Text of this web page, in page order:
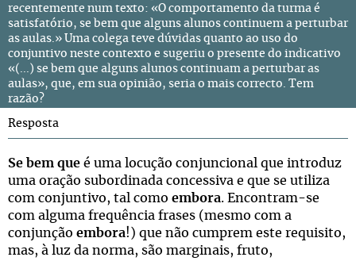
recentemente num texto: «O comportamento da turma é
satisfatório, se bem que alguns alunos continuem a perturbar
as aulas.» Uma colega teve dúvidas quanto ao uso do
conjuntivo neste contexto e sugeriu o presente do indicativo
«(...) se bem que alguns alunos continuam a perturbar as
aulas», que, em sua opinião, seria o mais correcto. Tem
razão?
Resposta
Se bem que é uma locução conjuncional que introduz
uma oração subordinada concessiva e que se utiliza
com conjuntivo, tal como embora. Encontram-se
com alguma frequência frases (mesmo com a
conjunção embora!) que não cumprem este requisito,
mas, à luz da norma, são marginais, fruto,